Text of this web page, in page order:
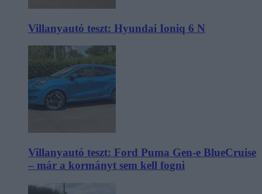
Villanyautó teszt: Hyundai Ioniq 6 N
Villanyautó teszt: Ford Puma Gen-e BlueCruise
– már a kormányt sem kell fogni